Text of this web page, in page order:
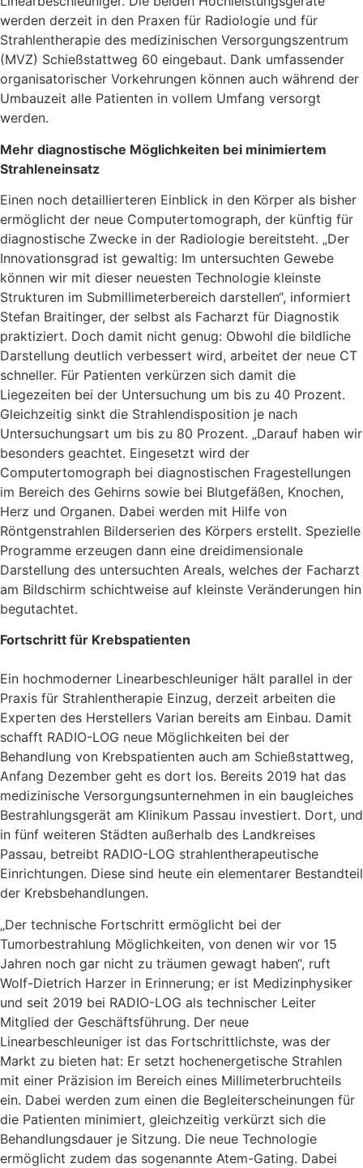
werden derzeit in den Praxen für Radiologie und für
Strahlentherapie des medizinischen Versorgungszentrum
(MVZ) Schießstattweg 60 eingebaut. Dank umfassender
organisatorischer Vorkehrungen können auch während der
Umbauzeit alle Patienten in vollem Umfang versorgt
werden.
Mehr diagnostische Möglichkeiten bei minimiertem
Strahleneinsatz
Einen noch detaillierteren Einblick in den Körper als bisher
ermöglicht der neue Computertomograph, der künftig für
diagnostische Zwecke in der Radiologie bereitsteht. „Der
Innovationsgrad ist gewaltig: Im untersuchten Gewebe
können wir mit dieser neuesten Technologie kleinste
Strukturen im Submillimeterbereich darstellen“, informiert
Stefan Braitinger, der selbst als Facharzt für Diagnostik
praktiziert. Doch damit nicht genug: Obwohl die bildliche
Darstellung deutlich verbessert wird, arbeitet der neue CT
schneller. Für Patienten verkürzen sich damit die
Liegezeiten bei der Untersuchung um bis zu 40 Prozent.
Gleichzeitig sinkt die Strahlendisposition je nach
Untersuchungsart um bis zu 80 Prozent. „Darauf haben wir
besonders geachtet. Eingesetzt wird der
Computertomograph bei diagnostischen Fragestellungen
im Bereich des Gehirns sowie bei Blutgefäßen, Knochen,
Herz und Organen. Dabei werden mit Hilfe von
Röntgenstrahlen Bilderserien des Körpers erstellt. Spezielle
Programme erzeugen dann eine dreidimensionale
Darstellung des untersuchten Areals, welches der Facharzt
am Bildschirm schichtweise auf kleinste Veränderungen hin
begutachtet.
Fortschritt für Krebspatienten
Ein hochmoderner Linearbeschleuniger hält parallel in der
Praxis für Strahlentherapie Einzug, derzeit arbeiten die
Experten des Herstellers Varian bereits am Einbau. Damit
schafft RADIO-LOG neue Möglichkeiten bei der
Behandlung von Krebspatienten auch am Schießstattweg,
Anfang Dezember geht es dort los. Bereits 2019 hat das
medizinische Versorgungsunternehmen in ein baugleiches
Bestrahlungsgerät am Klinikum Passau investiert. Dort, und
in fünf weiteren Städten außerhalb des Landkreises
Passau, betreibt RADIO-LOG strahlentherapeutische
Einrichtungen. Diese sind heute ein elementarer Bestandteil
der Krebsbehandlungen.
„Der technische Fortschritt ermöglicht bei der
Tumorbestrahlung Möglichkeiten, von denen wir vor 15
Jahren noch gar nicht zu träumen gewagt haben“, ruft
Wolf-Dietrich Harzer in Erinnerung; er ist Medizinphysiker
und seit 2019 bei RADIO-LOG als technischer Leiter
Mitglied der Geschäftsführung. Der neue
Linearbeschleuniger ist das Fortschrittlichste, was der
Markt zu bieten hat: Er setzt hochenergetische Strahlen
mit einer Präzision im Bereich eines Millimeterbruchteils
ein. Dabei werden zum einen die Begleiterscheinungen für
die Patienten minimiert, gleichzeitig verkürzt sich die
Behandlungsdauer je Sitzung. Die neue Technologie
ermöglicht zudem das sogenannte Atem-Gating. Dabei